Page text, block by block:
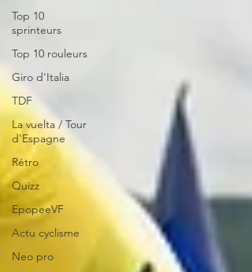
Top 10
sprinteurs
Top 10 rouleurs
Giro d'Italia
TDF
La vuelta / Tour
d'Espagne
Rétro
Quizz
EpopeeVF
Actu cyclisme
Neo pro